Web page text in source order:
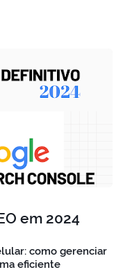
em 2024
como gerenciar
eficiente